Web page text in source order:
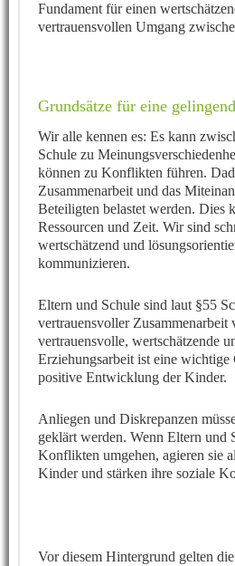
Fundament für einen
vertrauensvollen Umgang
Grundsätze für eine
Wir alle kennen es: Es kann
Schule zu
können zu Konflikten führen.
Zusammenarbeit und das
Beteiligten belastet werden. Dies
Ressourcen und Zeit. Wir sind
wertschätzend und
kommunizieren.
Eltern und Schule sind laut §55
vertrauensvoller Zusammenarbeit
vertrauensvolle, wertschätzende
Erziehungsarbeit ist eine wichtige
positive Entwicklung der Kinder.
Anliegen und Diskrepanzen
geklärt werden. Wenn Eltern und
Konflikten umgehen, agieren sie
Kinder und stärken ihre soziale
Vor diesem Hintergrund gelten